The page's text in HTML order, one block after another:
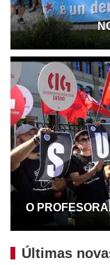
O
Últimas